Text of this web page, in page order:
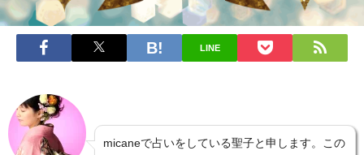
LINE
micaneで占いをしている聖子と申します。この